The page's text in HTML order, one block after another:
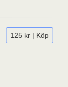
125 kr | Köp